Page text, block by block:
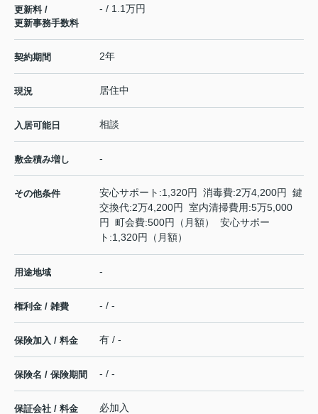
更新料 /
更新事務手数料
- / 1.1万円
契約期間 2年
現況 居住中
入居可能日 相談
敷金積み増し -
その他条件
安心サポート:1,320円 消毒費:2万4,200円 鍵
交換代:2万4,200円 室内清掃費用:5万5,000
円 町会費:500円（月額） 安心サポー
ト:1,320円（月額）
用途地域 -
権利金 / 雑費 - / -
保険加入 / 料金 有 / -
保険名 / 保険期間 - / -
保証会社 / 料金 必加入